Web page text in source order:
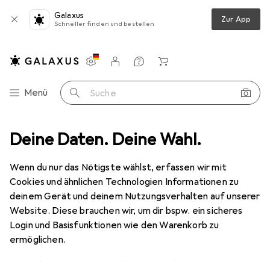
Deine Daten. Deine Wahl.
Wenn du nur das Nötigste wählst, erfassen wir mit
Cookies und ähnlichen Technologien Informationen zu
deinem Gerät und deinem Nutzungsverhalten auf unserer
Website. Diese brauchen wir, um dir bspw. ein sicheres
Login und Basisfunktionen wie den Warenkorb zu
ermöglichen.
Galaxus
Schneller finden und bestellen Zur App
Navigation nach Kategorien
Menü Suche
Einstellungen
Kundenkonto
Vergleichslisten
Merklisten
Warenkorb
+ Video Geräte Schutzfolie Dipos Displayschutz Anti-Shock
8 Bilder
DiposDisplayschutz Anti-Shock
EUR
18,99